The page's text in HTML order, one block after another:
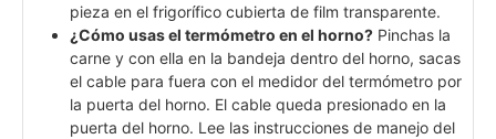
pieza en el frigorífico cubierta de film transparente.
¿Cómo usas el termómetro en el horno? Pinchas la
carne y con ella en la bandeja dentro del horno, sacas
el cable para fuera con el medidor del termómetro por
la puerta del horno. El cable queda presionado en la
puerta del horno. Lee las instrucciones de manejo del